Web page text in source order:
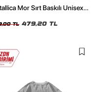
Mor Sırt Baskılı Unisex
TL 479,20 TL